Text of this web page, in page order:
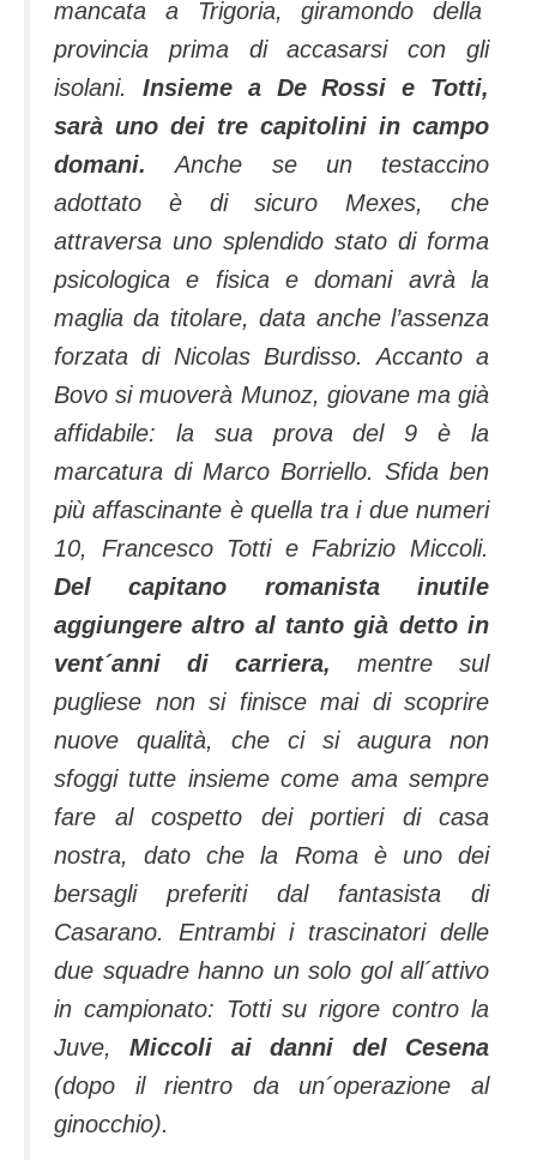
mancata a Trigoria, giramondo della
provincia prima di accasarsi con gli
isolani. Insieme a De Rossi e Totti,
sarà uno dei tre capitolini in campo
domani.Anche se un testaccino
adottato è di sicuro Mexes, che
attraversa uno splendido stato di forma
psicologica e fisica e domani avrà la
maglia da titolare, data anche l’assenza
forzata di Nicolas Burdisso. Accanto a
Bovo si muoverà Munoz, giovane ma già
affidabile: la sua prova del 9 è la
marcatura di Marco Borriello. Sfida ben
più affascinante è quella tra i due numeri
10, Francesco Totti e Fabrizio Miccoli.
Del capitano romanista inutile
aggiungere altro al tanto già detto in
vent´anni di carriera, mentre sul
pugliese non si finisce mai di scoprire
nuove qualità, che ci si augura non
sfoggi tutte insieme come ama sempre
fare al cospetto dei portieri di casa
nostra, dato che la Roma è uno dei
bersagli preferiti dal fantasista di
Casarano. Entrambi i trascinatori delle
due squadre hanno un solo gol all´attivo
in campionato: Totti su rigore contro la
Juve,Miccoli ai danni del Cesena
(dopo il rientro da un´operazione al
ginocchio).